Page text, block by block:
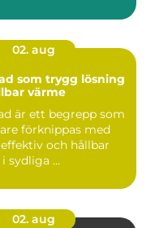
02. aug
som trygg lösning
värme
är ett begrepp som
förknippas med
och hållbar
sydliga ...
02. aug